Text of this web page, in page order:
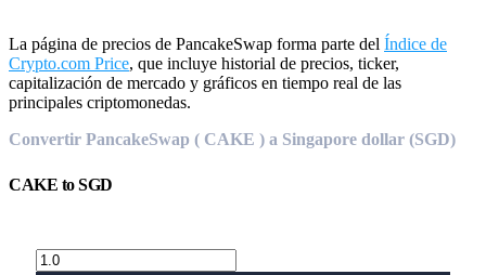
La página de precios de PancakeSwap forma parte del Índice de
Crypto.com Price, que incluye historial de precios, ticker,
capitalización de mercado y gráficos en tiempo real de las
principales criptomonedas.
Convertir PancakeSwap ( CAKE ) a Singapore dollar (SGD)
CAKE toSGD